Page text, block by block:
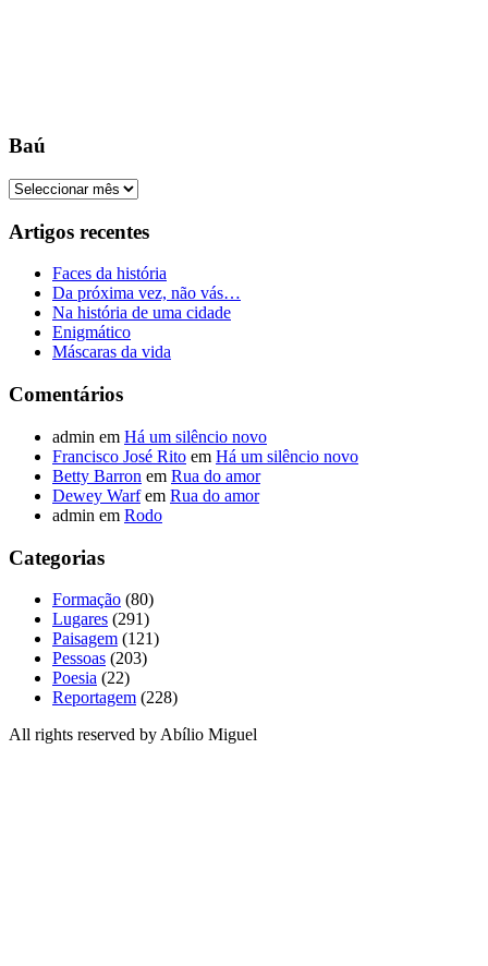
Baú
Baú
Artigos recentes
Faces da história
Da próxima vez, não vás…
Na história de uma cidade
Enigmático
Máscaras da vida
Comentários
admin em Há um silêncio novo
Francisco José Rito em Há um silêncio novo
Betty Barron em Rua do amor
Dewey Warfem Rua do amor
admin em Rodo
Categorias
Formação (80)
Lugares (291)
Paisagem (121)
Pessoas (203)
Poesia (22)
Reportagem (228)
All rights reserved by Abílio Miguel